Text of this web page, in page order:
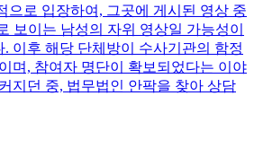
으로 입장하여, 그곳에 게시된 영상 중
보이는 남성의 자위 영상일 가능성이
이후 해당 단체방이 수사기관의 함정
며, 참여자 명단이 확보되었다는 이야
지던 중, 법무법인 안팍을 찾아 상담